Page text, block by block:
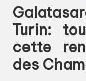
Turin:
cette
des